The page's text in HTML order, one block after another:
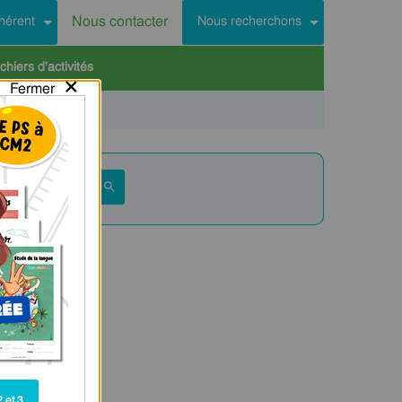
Nous contacter Nous recherchons
d'activités
Fermer×